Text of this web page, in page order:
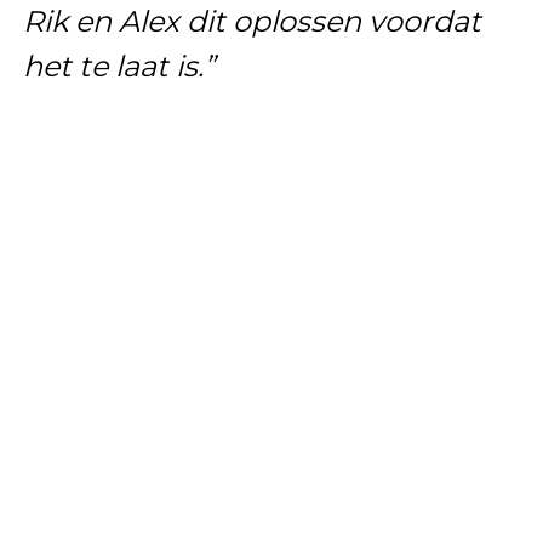
Rik en Alex dit oplossen voordat
het te laat is.”